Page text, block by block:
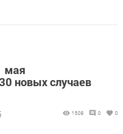
мая
новых случаев
1508 0 0